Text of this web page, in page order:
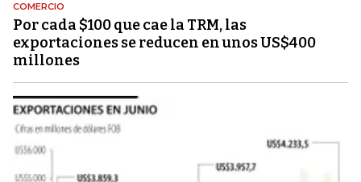
COMERCIO
Por cada $100 que cae la TRM, las
exportaciones se reducen en unos US$400
millones